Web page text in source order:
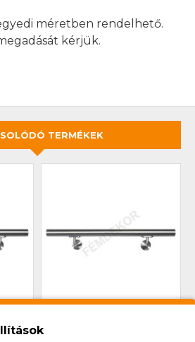
méretben rendelhető.
kérjük.
TERMÉKEK